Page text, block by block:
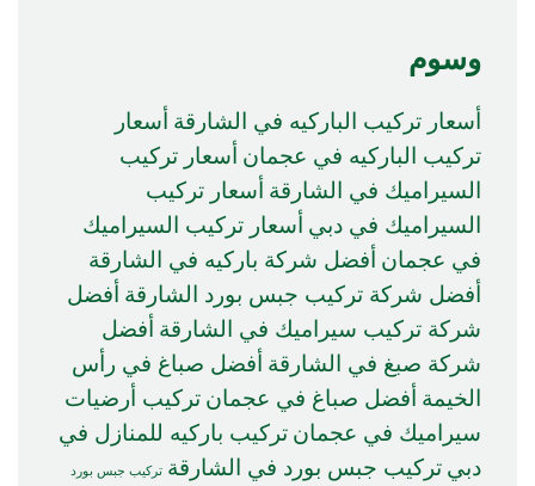
وسوم
أسعار تركيب الباركيه في الشارقة أسعار
تركيب الباركيه في عجمان أسعار تركيب
السيراميك في الشارقة أسعار تركيب
السيراميك في دبي أسعار تركيب السيراميك
في عجمان أفضل شركة باركيه في الشارقة
أفضل شركة تركيب جبس بورد الشارقة أفضل
شركة تركيب سيراميك في الشارقة أفضل
شركة صبغ في الشارقة أفضل صباغ في رأس
الخيمة أفضل صباغ في عجمانتركيب أرضيات
سيراميك في عجمانتركيب باركيه للمنازل في
دبيتركيب جبس بورد في الشارقة تركيب جبس بورد